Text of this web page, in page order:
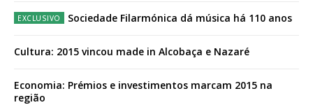
Sociedade Filarmónica dá música há 110 anos
Cultura: 2015 vincou made in Alcobaça e Nazaré
Economia: Prémios e investimentos marcam 2015 na
região